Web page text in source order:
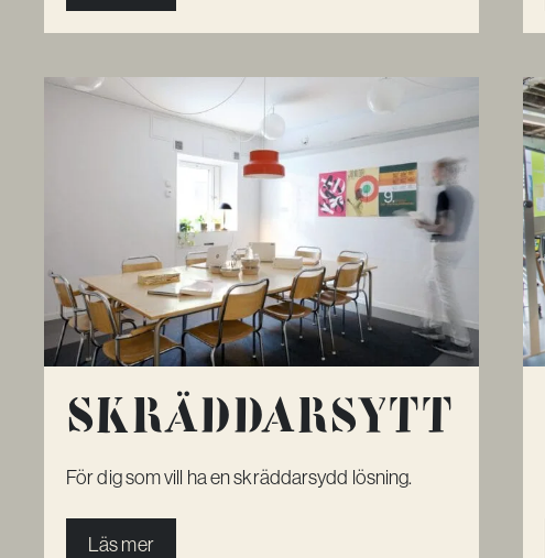
Skräddar­­sytt
För dig som vill ha en skräddarsydd lösning.
Läs mer